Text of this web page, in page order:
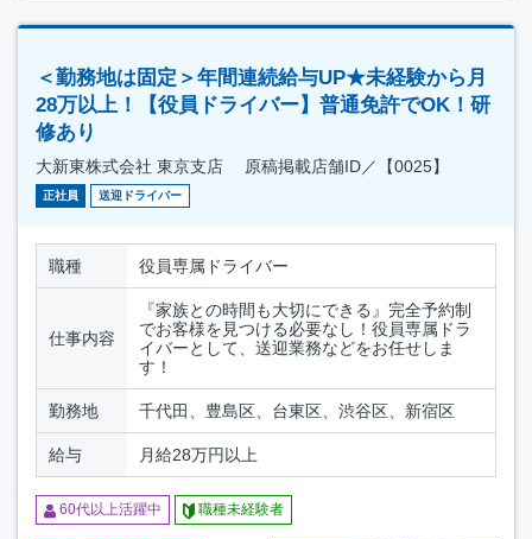
＜勤務地は固定＞年間連続給与UP★未経験から月
28万以上！【役員ドライバー】普通免許でOK！研
修あり
大新東株式会社 東京支店 原稿掲載店舗ID／【0025】
正社員 送迎ドライバー
職種 役員専属ドライバー
仕事内容
『家族との時間も大切にできる』完全予約制
でお客様を見つける必要なし！役員専属ドラ
イバーとして、送迎業務などをお任せしま
す！
勤務地 千代田、豊島区、台東区、渋谷区、新宿区
給与 月給28万円以上
60代以上活躍中 職種未経験者